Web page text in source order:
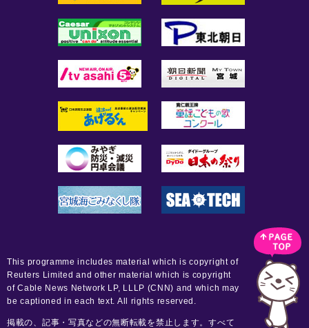
This programme includes material which is copyright of
Reuters Limited and other material which is copyright
of Cable News Network LP, LLLP (CNN) and which may
be captioned in each text. All rights reserved.
掲載の、記事・写真などの無断転載を禁止します。すべて